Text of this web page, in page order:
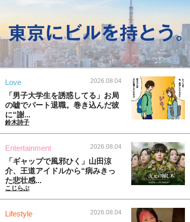
Love 2026.08.04
「男子大学生を誘惑してる」お局
の嘘でパート退職。巻き込んだ彼
に“謝...
鈴木詩子
Entertainment 2026.08.04
「ギャップで風邪ひく」山田涼
介、王道アイドルから“病みきっ
た悲壮感...
こじらぶ
Lifestyle 2026.08.04